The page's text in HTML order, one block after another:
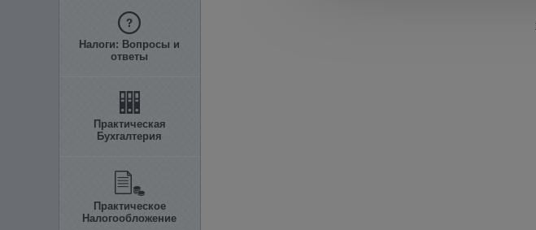
Налоги: Вопросы и
ответы
Практическая
Бухгалтерия
Практическое
Налогообложение